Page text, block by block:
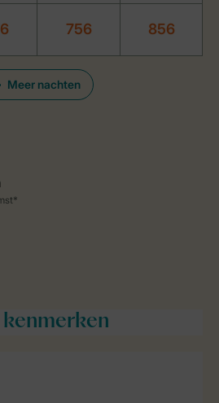
Meer nachten
756 856
kenmerken